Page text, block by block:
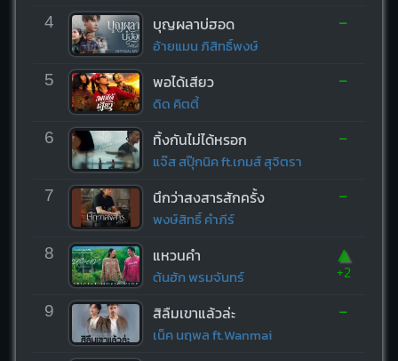
4 บุญผลาบ่ฮอด
อ้ายแมน ภิสิทธิ์พงษ์
-
5 พอได้เสียว
ดิด คิตตี้
-
6 ทิ้งกันไม่ได้หรอก
แจ๊ส สปุ๊กนิค ft.เกมส์ สุจิตรา
-
7 นึกว่าสงสารสักครั้ง
พงษ์สิทธิ์ คำภีร์
-
8 แหวนคำ
ต้นฮัก พรมจันทร์
▲
+2
9 สิลืมเขาแล้วล่ะ
เน็ค นฤพล ft.Wanmai
-